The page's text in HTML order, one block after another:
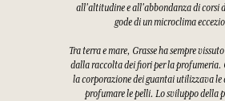
all'altitudine e all'abbondanza di corsi
gode di un microclima
Tra terra e mare, Grasse ha sempre
dalla raccolta dei fiori per la profumeria.
la corporazione dei guantai utilizzava le
profumare le pelli. Lo sviluppo della